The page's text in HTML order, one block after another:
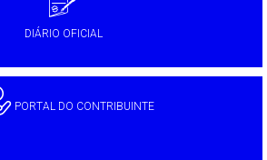
DIÁRIO OFICIAL
PORTAL DO CONTRIBUINTE